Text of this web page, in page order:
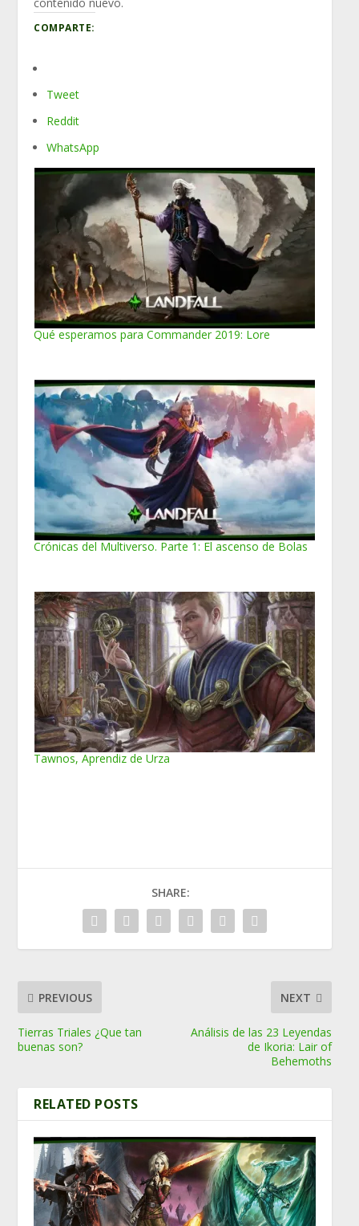
COMPARTE:
Tweet
Reddit
WhatsApp
Qué esperamos para Commander 2019: Lore
Crónicas del Multiverso. Parte 1: El ascenso de Bolas
Tawnos, Aprendiz de Urza
SHARE:
PREVIOUS
Tierras Triales ¿Que tan
buenas son?
NEXT
Análisis de las 23 Leyendas
de Ikoria: Lair of
Behemoths
RELATED POSTS